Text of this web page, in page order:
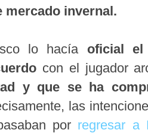
mercado invernal.
lo hacía oficial el
con el jugador
y que se ha
las
por regresar a